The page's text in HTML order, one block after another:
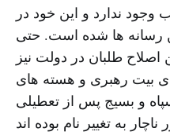
ندارد و این خود در
رسانه ها شده است. حتی
طلبان در دولت نیز
بیت رهبری و هسته های
و بسیج پس از تعطیلی